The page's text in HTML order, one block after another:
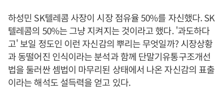
하성민 SK텔레콤 사장이 시장 점유율 50%를 자신했다. SK
텔레콤의 50%는 그냥 지켜지는 것이라고 했다. '과도하다
고' 보일 정도인 이런 자신감의 뿌리는 무엇일까? 시장상황
과 동떨어진 인식이라는 분석과 함께 단말기유통구조개선
법을 둘러싼 셈법이 마무리된 상태에서 나온 자신감의 표출
이라는 해석도 설득력을 얻고 있다.